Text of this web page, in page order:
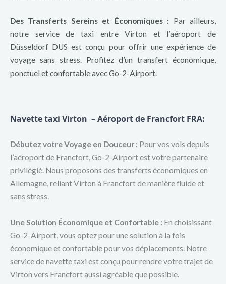
Des Transferts Sereins et Économiques : Par ailleurs,
notre service de taxi entre Virton et l’aéroport de
Düsseldorf DUS est conçu pour offrir une expérience de
voyage sans stress. Profitez d’un transfert économique,
ponctuel et confortable avec Go-2-Airport.
Navette taxi Virton – Aéroport de Francfort FRA:
Débutez votre Voyage en Douceur : Pour vos vols depuis
l’aéroport de Francfort, Go-2-Airport est votre partenaire
privilégié. Nous proposons des transferts économiques en
Allemagne, reliant Virton à Francfort de manière fluide et
sans stress.
Une Solution Économique et Confortable : En choisissant
Go-2-Airport, vous optez pour une solution à la fois
économique et confortable pour vos déplacements. Notre
service de navette taxi est conçu pour rendre votre trajet de
Virton vers Francfort aussi agréable que possible.